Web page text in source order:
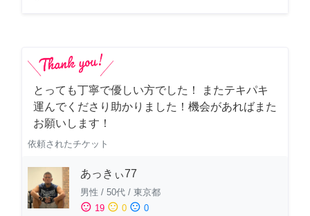
とっても丁寧で優しい方でした！ またテキパキ
運んでくださり助かりました！機会があればまた
お願いします！
依頼されたチケット
あっきぃ77
男性 / 50代 / 東京都
sentiment_satisfied 19 sentiment_neutral 0 sentiment_dissatisfied 0